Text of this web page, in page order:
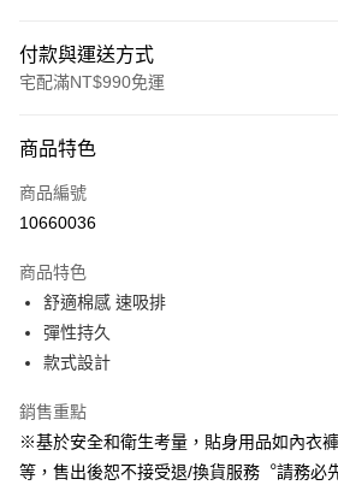
付款與運送方式
宅配滿NT$990免運
信用卡一次付款
LINE Pay
悠遊付
Google Pay
ATM付款
商品特色
商品編號
10660036
商品特色
舒適棉感 速吸排
彈性持久
款式設計
銷售重點
※基於安全和衛生考量，貼身用品如內衣
等，售出後恕不接受退/換貨服務︒請務必